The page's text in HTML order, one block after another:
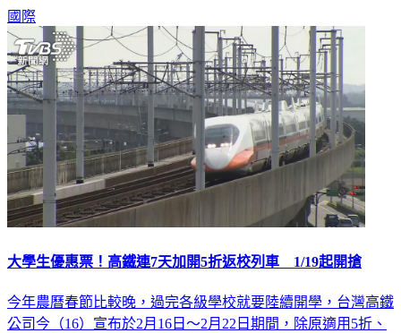
國際
大學生優惠票！高鐵連7天加開5折返校列車 1/19起開搶
今年農曆春節比較晚，過完各級學校就要陸續開學，台灣高鐵
公司今（16）宣布於2月16日～2月22日期間，除原適用5折、